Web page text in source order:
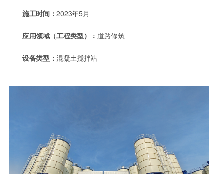
施工时间： 2023年5月
应用领域（工程类型）： 道路修筑
设备类型： 混凝土搅拌站